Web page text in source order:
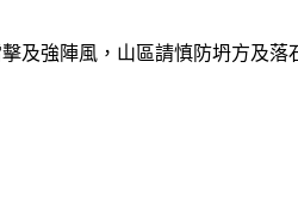
及強陣風，山區請慎防坍方及落